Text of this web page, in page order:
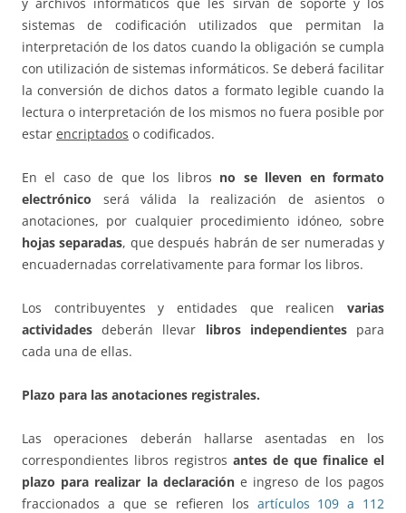
sistemas de codificación utilizados que permitan la
interpretación de los datos cuando la obligación se cumpla
con utilización de sistemas informáticos. Se deberá facilitar
la conversión de dichos datos a formato legible cuando la
lectura o interpretación de los mismos no fuera posible por
estar encriptados o codificados.
En el caso de que los libros no se lleven en formato
electrónico será válida la realización de asientos o
anotaciones, por cualquier procedimiento idóneo, sobre
hojas separadas, que después habrán de ser numeradas y
encuadernadas correlativamente para formar los libros.
Los contribuyentes y entidades que realicen varias
actividades deberán llevar libros independientespara
cada una de ellas.
Plazo para las anotaciones registrales.
Las operaciones deberán hallarse asentadas en los
correspondientes libros registros antes de que finalice el
plazo para realizar la declaracióne ingreso de los pagos
fraccionados a que se refieren los artículos 109 a 112